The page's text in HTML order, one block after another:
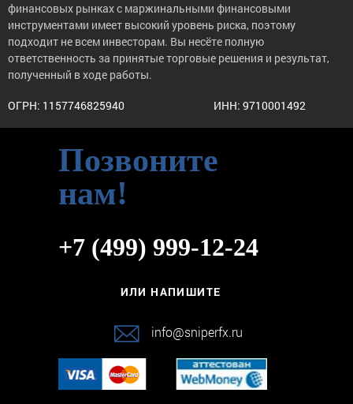
финансовых рынках с маржинальными финансовыми
инструментами имеет высокий уровень риска, поэтому
подходит не всем инвесторам. Вы несёте полную
ответственность за принятые торговые решения и результат,
полученный в ходе работы.
ОГРН: 1157746825940 ИНН: 9710001492
Позвоните
нам!
+7 (499) 999-12-24
ИЛИ НАПИШИТЕ
info@sniperfx.ru